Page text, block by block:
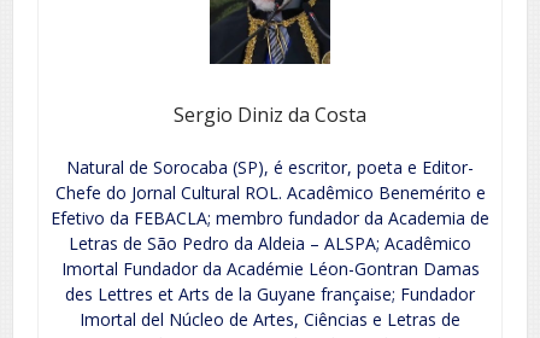
Sergio Diniz da Costa
Natural de Sorocaba (SP), é escritor, poeta e Editor-
Chefe do Jornal Cultural ROL. Acadêmico Benemérito e
Efetivo da FEBACLA; membro fundador da Academia de
Letras de São Pedro da Aldeia – ALSPA; Acadêmico
Imortal Fundador da Académie Léon-Gontran Damas
des Lettres et Arts de la Guyane française; Fundador
Imortal del Núcleo de Artes, Ciências e Letras de